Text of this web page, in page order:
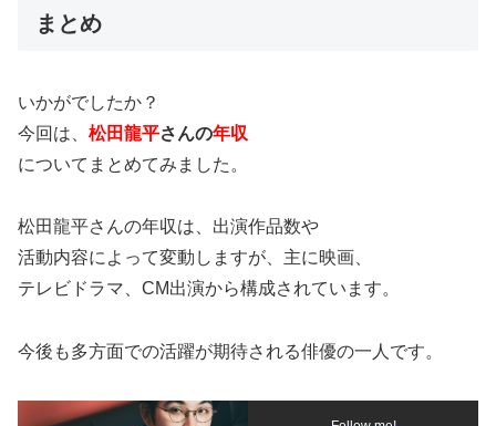
まとめ
いかがでしたか？
今回は、 松田龍平さんの年収
についてまとめてみました。
松田龍平さんの年収は、出演作品数や
活動内容によって変動しますが、主に映画、
テレビドラマ、CM出演から構成されています。
今後も多方面での活躍が期待される俳優の一人です。